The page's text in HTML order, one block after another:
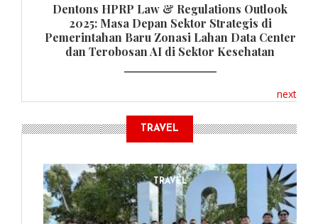
Dentons HPRP Law & Regulations Outlook
2025: Masa Depan Sektor Strategis di
Pemerintahan Baru Zonasi Lahan Data Center
dan Terobosan AI di Sektor Kesehatan
next
TRAVEL
TRAVEL